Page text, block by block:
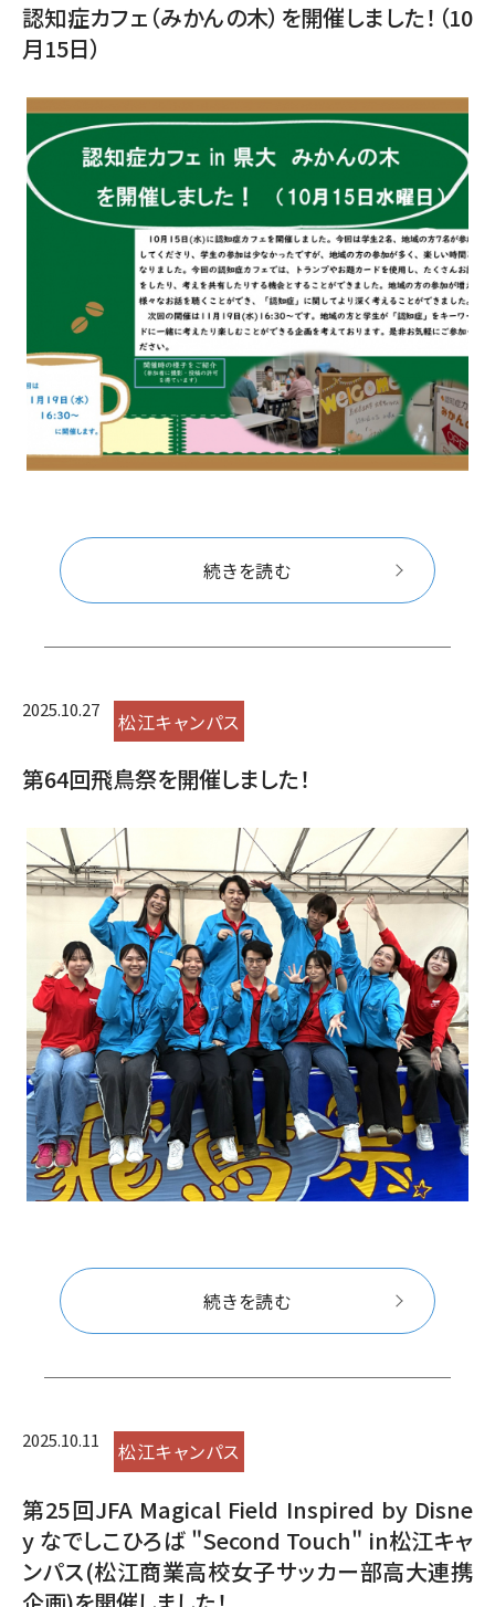
認知症カフェ（みかんの木）を開催しました！（10
月15日）
続きを読む
2025.10.27 松江キャンパス
第64回飛鳥祭を開催しました！
続きを読む
2025.10.11 松江キャンパス
第25回JFA Magical Field Inspired by Disne
y なでしこひろば "Second Touch" in松江キャ
ンパス(松江商業高校女子サッカー部高大連携